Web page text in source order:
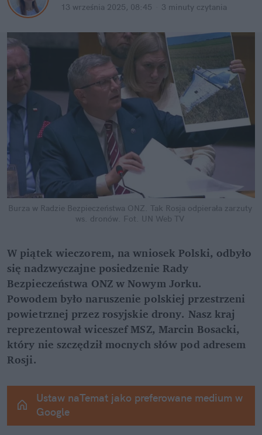
13 września 2025, 08:45 3 minuty czytania
Burza w Radzie Bezpieczeństwa ONZ. Tak Rosja odpierała zarzuty
ws. dronów.
Fot. UN Web TV
W piątek wieczorem, na wniosek Polski, odbyło
się nadzwyczajne posiedzenie Rady
Bezpieczeństwa ONZ w Nowym Jorku.
Powodem było naruszenie polskiej przestrzeni
powietrznej przez rosyjskie drony. Nasz kraj
reprezentował wiceszef MSZ, Marcin Bosacki,
który nie szczędził mocnych słów pod adresem
Rosji.
Ustaw naTemat jako preferowane medium w
Google